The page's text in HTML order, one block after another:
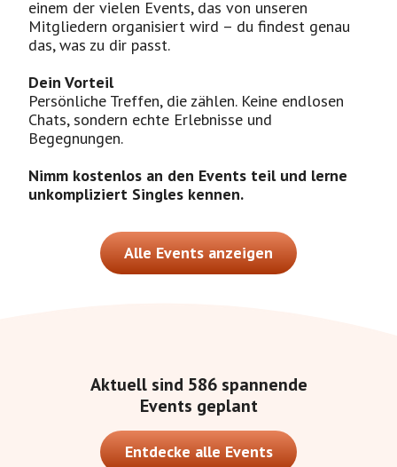
einem der vielen Events, das von unseren
Mitgliedern organisiert wird – du findest genau
das, was zu dir passt.
Dein Vorteil
Persönliche Treffen, die zählen. Keine endlosen
Chats, sondern echte Erlebnisse und
Begegnungen.
Nimm kostenlos an den Events teil und lerne
unkompliziert Singles kennen.
Alle Events anzeigen
Aktuell sind 586 spannende
Events geplant
Entdecke alle Events